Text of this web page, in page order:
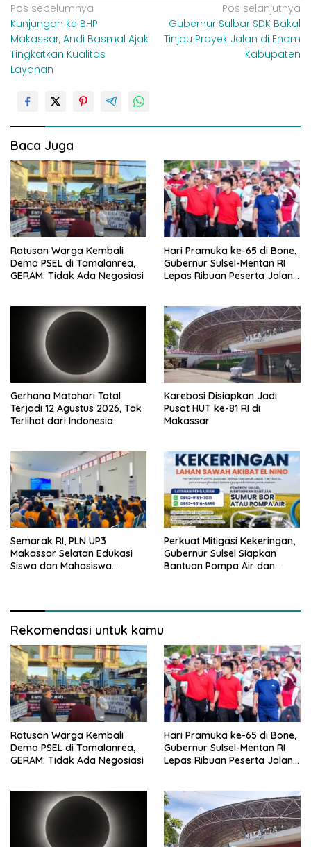
N
a
v
i
s
i
p
o
s
Pos sebelumnya
Kunjungan ke BHP
Makassar, Andi Basmal Ajak
Tingkatkan Kualitas
Layanan
Pos selanjutnya
Gubernur Sulbar SDK Bakal
Tinjau Proyek Jalan di Enam
Kabupaten
Baca Juga
Ratusan Warga Kembali
Demo PSEL di Tamalanrea,
GERAM: Tidak Ada Negosiasi
Hari Pramuka ke-65 di Bone,
Gubernur Sulsel-Mentan RI
Lepas Ribuan Peserta Jalan
Gerhana Matahari Total
Terjadi 12 Agustus 2026, Tak
Terlihat dari Indonesia
Karebosi Disiapkan Jadi
Pusat HUT ke-81 RI di
Makassar
Semarak RI, PLN UP3
Makassar Selatan Edukasi
Siswa dan Mahasiswa
Perkuat Mitigasi Kekeringan,
Gubernur Sulsel Siapkan
Bantuan Pompa Air dan
Rekomendasi untuk kamu
Ratusan Warga Kembali
Demo PSEL di Tamalanrea,
GERAM: Tidak Ada Negosiasi
Hari Pramuka ke-65 di Bone,
Gubernur Sulsel-Mentan RI
Lepas Ribuan Peserta Jalan